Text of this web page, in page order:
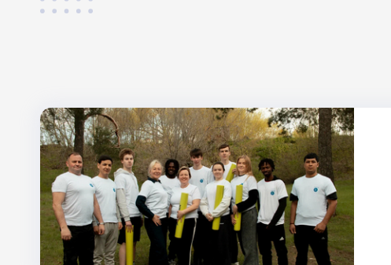
Поиск по темам